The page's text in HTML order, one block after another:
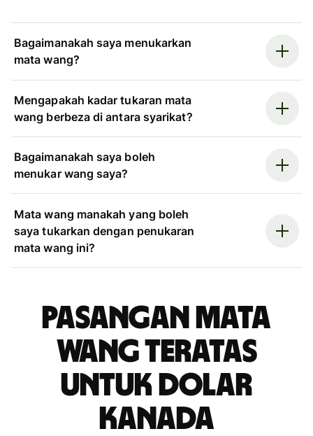
Bagaimanakah saya menukarkan
mata wang?
Mengapakah kadar tukaran mata
wang berbeza di antara syarikat?
Bagaimanakah saya boleh
menukar wang saya?
Mata wang manakah yang boleh
saya tukarkan dengan penukaran
mata wang ini?
Pasangan mata
wang teratas
untuk dolar
Kanada